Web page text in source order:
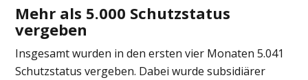
Mehr als 5.000 Schutzstatus
vergeben
Insgesamt wurden in den ersten vier Monaten 5.041
Schutzstatus vergeben. Dabei wurde subsidiärer